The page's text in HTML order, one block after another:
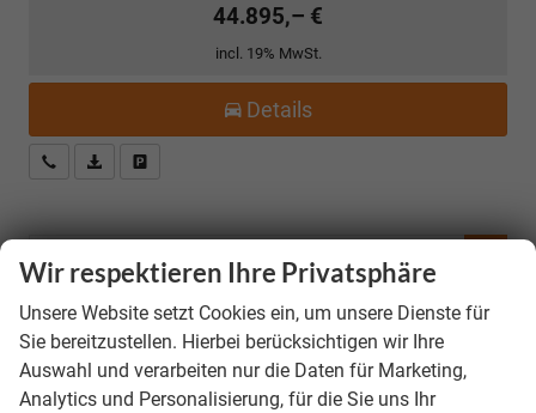
44.895,– €
incl. 19% MwSt.
Details
Kostenloser Rückruf-Service
PDF-Datei, Fahrzeugexposé drucken
LAGERFAHRZEUGE
VORLAUFFAHRZEUGE
Wir respektieren Ihre Privatsphäre
Unsere Website setzt Cookies ein, um unsere Dienste für
Sie bereitzustellen. Hierbei berücksichtigen wir Ihre
Auswahl und verarbeiten nur die Daten für Marketing,
Analytics und Personalisierung, für die Sie uns Ihr